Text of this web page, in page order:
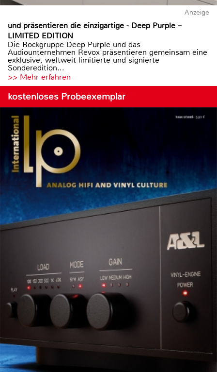
Anzeige
und präsentieren die einzigartige - Deep Purple –
LIMITED EDITION
Die Rockgruppe Deep Purple und das
Audiounternehmen Revox präsentieren gemeinsam eine
exklusive, weltweit limitierte und signierte
Sonderedition...
>> Mehr erfahren
kostenloses Probeexemplar